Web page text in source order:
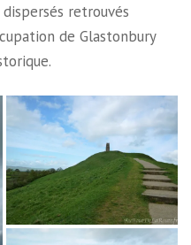
retrouvés
de Glastonbury